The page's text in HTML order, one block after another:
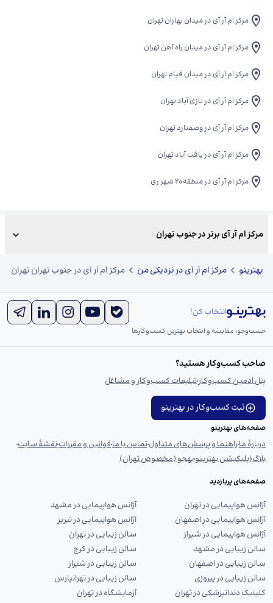
مرکز ام آر آی در میدان بهاران تهران
مرکز ام آر آی در میدان راه آهن تهران
مرکز ام آر آی در میدان قیام تهران
مرکز ام آر آی در نازی آباد تهران
مرکز ام آر آی در وصفنارد تهران
مرکز ام آر آی در یافت آباد تهران
مرکز ام آر آی در منطقه 20 شهر ری
مرکز ام آر آی برتر در جنوب تهران
بهترینو مرکز ام آر آی در نزدیکی من مرکز ام آر آی در جنوب تهران تهران
انتخاب کن!
جست‌و‌جو، مقایسه و انتخاب بهترین کسب‌وکارها
صاحب کسب‌وکار هستید؟
پنل ادمین کسب‌وکارتبلیغات کسب‌وکار و مشاغل
ثبت کسب‌وکار در بهترینو
صفحه‌های بهترینو
دربارهٔ ماراهنما و پرسش‌های متداولتماس با ماقوانین و مقرراتنقشهٔ سایت
بلاگاپلیکیشن بهترینوبهجو (مخصوص تهران)
صفحه‌های پربازدید
آژانس هواپیمایی در تهران
آژانس هواپیمایی در مشهد
آژانس هواپیمایی در اصفهان
آژانس هواپیمایی در تبریز
آژانس هواپیمایی در شیراز
سالن زیبایی در تهران
سالن زیبایی در مشهد
سالن زیبایی در کرج
سالن زیبایی در اصفهان
سالن زیبایی در شیراز
سالن زیبایی در پیروزی
سالن زیبایی در تهرانپارس
کلینیک دندانپزشکی در تهران
آزمایشگاه در تهران